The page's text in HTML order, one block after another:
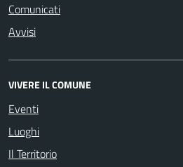
Comunicati
Avvisi
VIVERE IL COMUNE
Eventi
Luoghi
Il Territorio